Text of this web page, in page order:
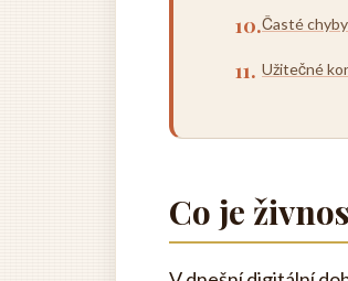
Časté
Užitečné
Co je